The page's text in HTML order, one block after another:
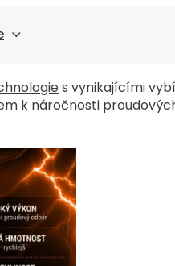
s vynikajícími
k náročnosti